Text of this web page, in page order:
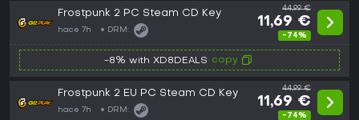
Frostpunk 2 PC Steam CD Key
hace 7h DRM:
44,99 €
11,69 €
-74%
-8% with XD8DEALS copy
Frostpunk 2 EU PC Steam CD Key
hace 7h DRM:
44,99 €
11,69 €
-74%